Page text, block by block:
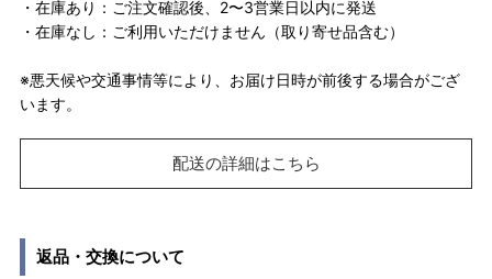
・在庫あり：ご注文確認後、2〜3営業日以内に発送
・在庫なし：ご利用いただけません（取り寄せ品含む）
※悪天候や交通事情等により、お届け日時が前後する場合がござ
います。
配送の詳細はこちら
返品・交換について